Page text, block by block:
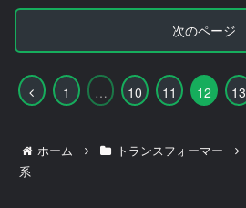
次のページ
前
1 … 10 11 12 13
ホーム トランスフォーマー
系